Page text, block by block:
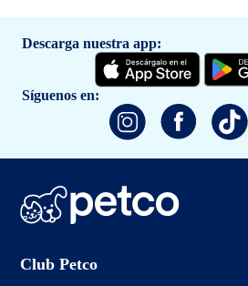
Descarga nuestra app:
Síguenos en:
Club Petco
Iniciar sesión